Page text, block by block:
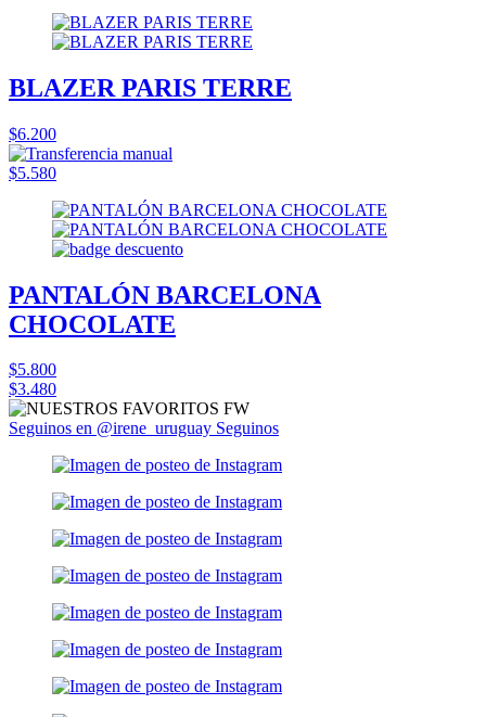
BLAZER PARIS TERRE
$6.200
$5.580
PANTALÓN BARCELONA
CHOCOLATE
$5.800
$3.480
Seguinos en @irene_uruguay Seguinos